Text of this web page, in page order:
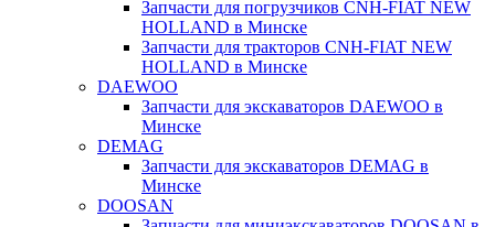
Запчасти для погрузчиков CNH-FIAT NEW
HOLLAND в Минске
Запчасти для тракторов CNH-FIAT NEW
HOLLAND в Минске
DAEWOO
Запчасти для экскаваторов DAEWOO в
Минске
DEMAG
Запчасти для экскаваторов DEMAG в
Минске
DOOSAN